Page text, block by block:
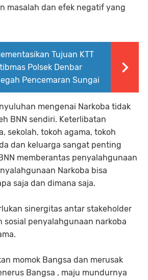
masalah dan efek negatif yang
Tujuan KTT
Polsek Denbar
Pencemaran Sungai
mengenai Narkoba tidak
BNN sendiri. Keterlibatan
sekolah, tokoh agama, tokoh
dan keluarga sangat penting
memberantas penyalahgunaan
Narkoba bisa
saja dan dimana saja.
sinergitas antar stakeholder
sosial penyalahgunaan narkoba
momok Bangsa dan merusak
Bangsa , maju mundurnya